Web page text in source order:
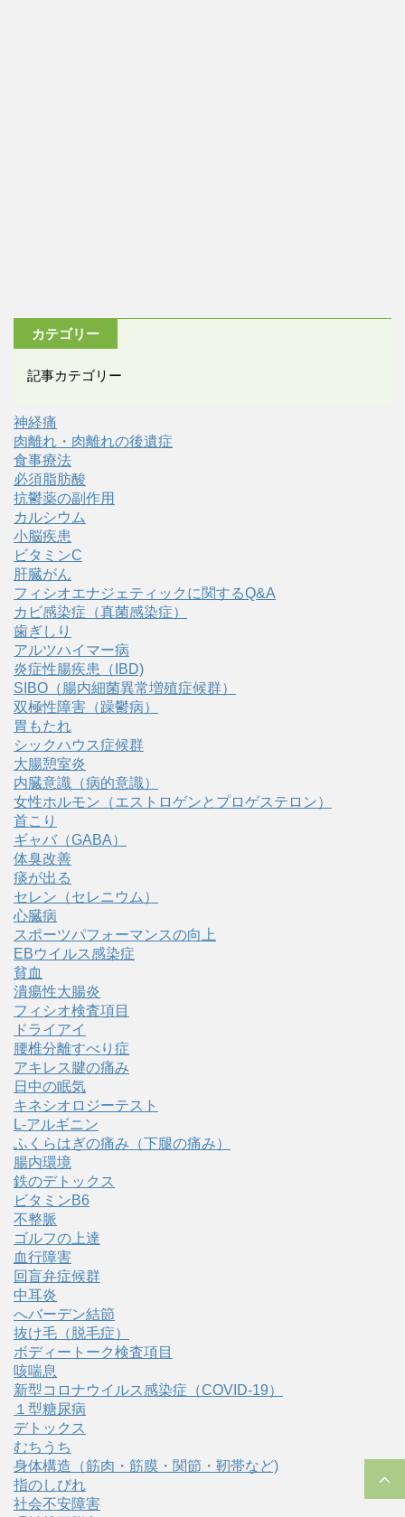
カテゴリー
記事カテゴリー
神経痛
肉離れ・肉離れの後遺症
食事療法
必須脂肪酸
抗鬱薬の副作用
カルシウム
小脳疾患
ビタミンC
肝臓がん
フィシオエナジェティックに関するQ&A
カビ感染症（真菌感染症）
歯ぎしり
アルツハイマー病
炎症性腸疾患（IBD)
SIBO（腸内細菌異常増殖症候群）
双極性障害（躁鬱病）
胃もたれ
シックハウス症候群
大腸憩室炎
内臓意識（病的意識）
女性ホルモン（エストロゲンとプロゲステロン）
首こり
ギャバ（GABA）
体臭改善
痰が出る
セレン（セレニウム）
心臓病
スポーツパフォーマンスの向上
EBウイルス感染症
貧血
潰瘍性大腸炎
フィシオ検査項目
ドライアイ
腰椎分離すべり症
アキレス腱の痛み
日中の眠気
キネシオロジーテスト
L-アルギニン
ふくらはぎの痛み（下腿の痛み）
腸内環境
鉄のデトックス
ビタミンB6
不整脈
ゴルフの上達
血行障害
回盲弁症候群
中耳炎
へバーデン結節
抜け毛（脱毛症）
ボディートーク検査項目
咳喘息
新型コロナウイルス感染症（COVID‑19）
１型糖尿病
デトックス
むちうち
身体構造（筋肉・筋膜・関節・靭帯など)
指のしびれ
社会不安障害